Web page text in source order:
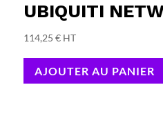
UBIQUITI
114,25 € HT
AJOUTER AU PANIER